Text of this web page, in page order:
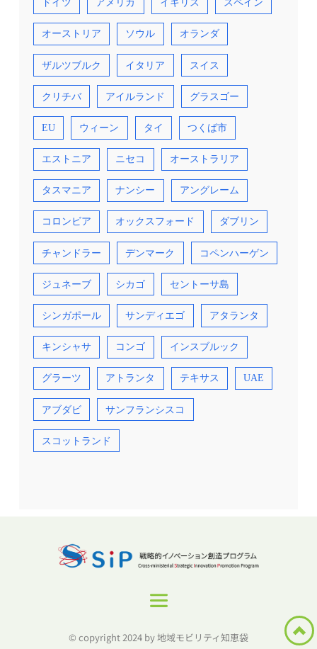
ドイツ アメリカ イギリス スペイン
オーストリア ソウル オランダ
ザルツブルク イタリア スイス
クリチバ アイルランド グラスゴー
EU ウィーン タイ つくば市
エストニア ニセコ オーストラリア
タスマニア ナンシー アングレーム
コロンビア オックスフォード ダブリン
チャンドラー デンマーク コペンハーゲン
ジュネーブ シカゴ セントーサ島
シンガポール サンディエゴ アタランタ
キンシャサ コンゴ インスブルック
グラーツ アトランタ テキサス UAE
アブダビ サンフランシスコ
スコットランド
© copyright 2024 by 地域モビリティ知恵袋